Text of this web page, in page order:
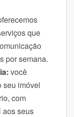
que
por semana.
você
seu imóvel
com
aos seus